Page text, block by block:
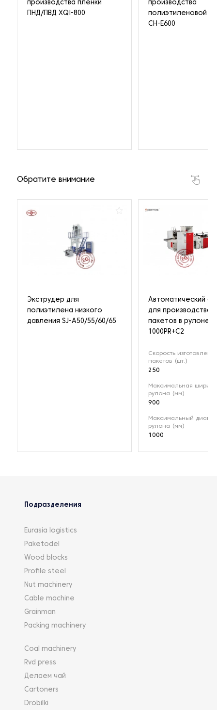
производства пленки
ПНД/ПВД XQI-800
производства
полиэтиленовой
CH-E600
Обратите внимание
Экструдер для
полиэтилена низкого
давления SJ-A50/55/60/65
Автоматический
для производства
пакетов в рулоне
1000PR+С2
Скорость
пакетов (шт.)
250
Максимальная
рулона (мм)
900
Максимальный
рулона (мм)
1000
Подразделения
Eurasia logistics
Paketodel
Wood blocks
Profile steel
Nut machinery
Cable machine
Grainman
Packing machinery
Coal machinery
Rvd press
Делаем чай
Cartoners
Drobilki